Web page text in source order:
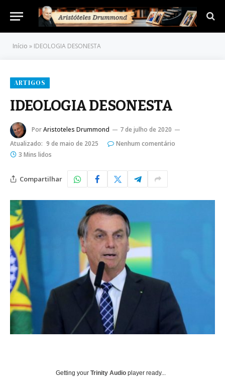
Início » IDEOLOGIA DESONESTA
ARTIGOS
IDEOLOGIA DESONESTA
PorAristoteles Drummond
7 de julho de 2020
Atualizado: 9 de maio de 2025
Nenhum comentário
3 Mins lidos
Compartilhar
Getting your Trinity Audio player ready...